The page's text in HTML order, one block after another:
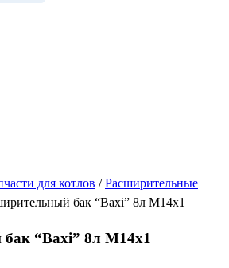
для котлов /Расширительные
бак “Baxi” 8л М14х1
“Baxi” 8л М14х1